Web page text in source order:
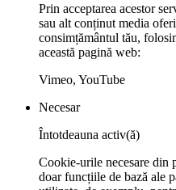
Prin acceptarea acestor
sau alt conținut media
consimțământul tău,
această pagină web:
Vimeo, YouTube
Necesar
Întotdeauna activ(ă)
Cookie-urile necesare din
doar funcțiile de bază ale